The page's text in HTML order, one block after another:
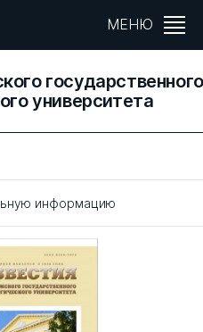
МЕНЮ
государственного
университета
информацию